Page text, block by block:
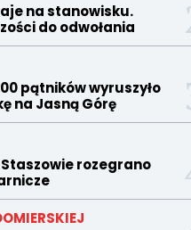
na stanowisku.
do odwołania
pątników wyruszyło
na Jasną Górę
rozegrano